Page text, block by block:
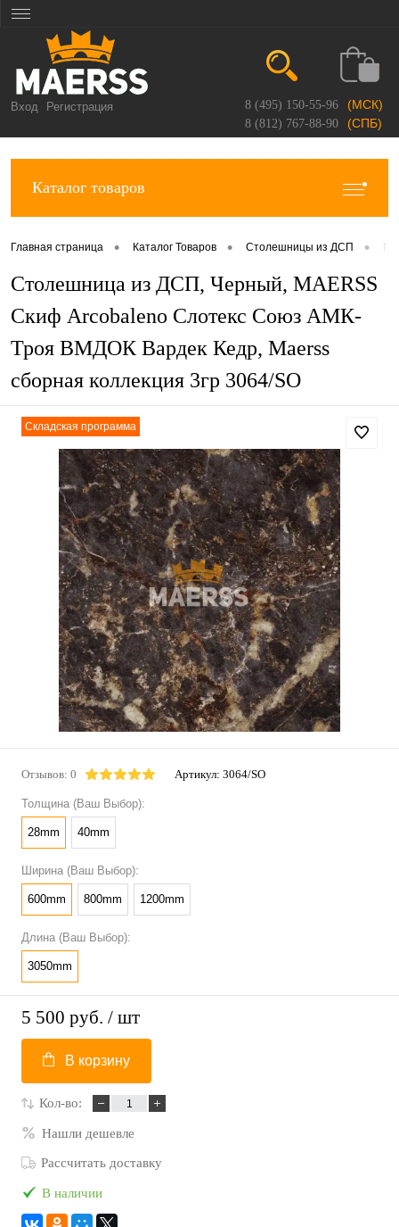
Вход Регистрация 8 (495) 150-55-96 (МСК)
8 (812) 767-88-90 (СПБ)
Каталог товаров
Главная страница • Каталог Товаров • Столешницы из ДСП •
Столешница из ДСП, Черный, MAERSS
Скиф Arcobaleno Слотекс Союз АМК-
Троя ВМДОК Вардек Кедр, Maerss
сборная коллекция 3гр 3064/SO
Складская программа
Отзывов: 0 Артикул: 3064/SO
Толщина (Ваш Выбор):
28mm 40mm
Ширина (Ваш Выбор):
600mm 800mm 1200mm
Длина (Ваш Выбор):
3050mm
5 500 руб. / шт
В корзину
Кол-во:
Нашли дешевле
Рассчитать доставку
В наличии